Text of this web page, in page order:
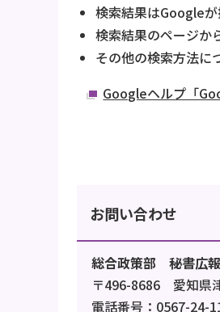
検索結果はGoogle
検索結果のページか
その他の検索方法に
Googleヘルプ「
お問い合わせ
総合政策部 秘書広
〒496-8686 愛知県
電話番号：0567-24-